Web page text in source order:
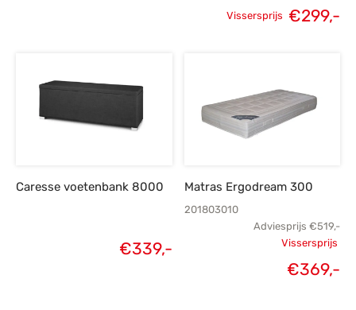
prijs is:Oorspronkelijke
Vissersprijs €299,-
Caresse voetenbank 8000
€339,-
Matras Ergodream 300
201803010
Adviesprijs €519,-
Vissersprijs
€369,-